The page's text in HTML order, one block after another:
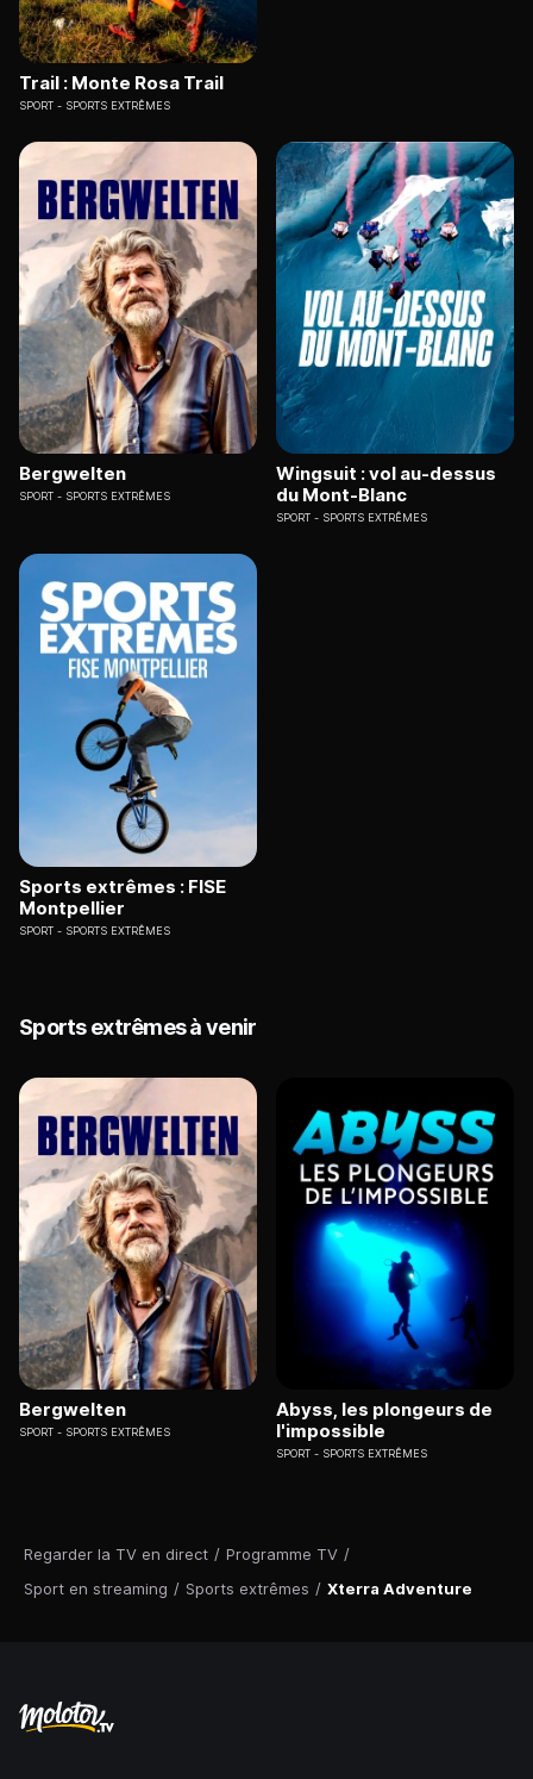
Regarder la TV en direct / Programme TV /
Sport en streaming / Sports extrêmes / Xterra Adventure
Trail : Monte Rosa Trail
SPORT SPORTS EXTRÊMES
Bergwelten
SPORT SPORTS EXTRÊMES
Wingsuit : vol au-dessus
du Mont-Blanc
SPORT SPORTS EXTRÊMES
Sports extrêmes : FISE
Montpellier
SPORT SPORTS EXTRÊMES
Sports extrêmes à venir
Bergwelten
SPORT SPORTS EXTRÊMES
Abyss, les plongeurs de
l'impossible
SPORT SPORTS EXTRÊMES